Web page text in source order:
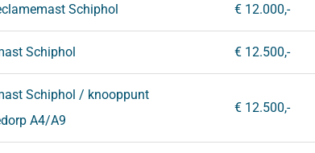
Schiphol € 12.000,-
Schiphol € 12.500,-
Schiphol / knooppunt
A4/A9
€ 12.500,-